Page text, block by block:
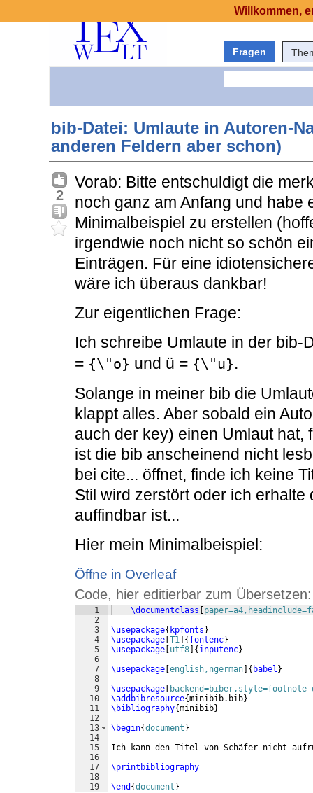
Fragen
bib-Datei: Umlaute in Autoren-
anderen Feldern aber schon)
2
Vorab: Bitte entschuldigt die
noch ganz am Anfang und habe
Minimalbeispiel zu erstellen
irgendwie noch nicht so schön
Einträgen. Für eine
wäre ich überaus dankbar!
Zur eigentlichen Frage:
Ich schreibe Umlaute in der
= {\"o} und ü = {\"u}.
Solange in meiner bib die
klappt alles. Aber sobald ein
auch der key) einen Umlaut hat,
ist die bib anscheinend nicht
bei cite... öffnet, finde ich keine
Stil wird zerstört oder ich
auffindbar ist...
Hier mein Minimalbeispiel:
Öffne in Overleaf
Code, hier editierbar zum Übersetzen:
1
2
3
4
5
6
7
8
9
10
11
12
13
14
15
16
17
18
19
\documentclass
\usepackage{ kpfonts }
\usepackage T1 { fontenc}
\usepackage utf8 { inputenc}
\usepackage english,ngerman { babel }
\usepackage
backend=biber,style=footnote-
\addbibresource{minibib.bib}
\bibliography{minibib}
\begin{document }
Ich kann den Titel von Schäfer nicht
\printbibliography
\end {document }
Willkommen,